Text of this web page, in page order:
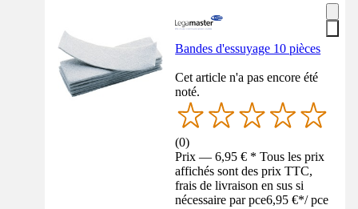
Bandes d'essuyage 10 pièces
Cet article n'a pas encore été
noté.
(0)
Prix — 6,95 € * Tous les prix
affichés sont des prix TTC,
frais de livraison en sus si
nécessaire par pce6,95 €*/ pce